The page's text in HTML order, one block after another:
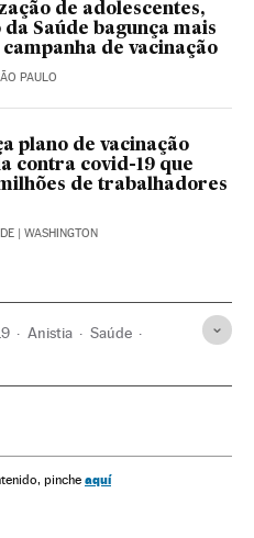
de adolescentes,
Saúde bagunça mais
de vacinação
PAULO
plano de vacinação
contra covid-19 que
de trabalhadores
| WASHINGTON
Anistia Saúde
pinche aquí